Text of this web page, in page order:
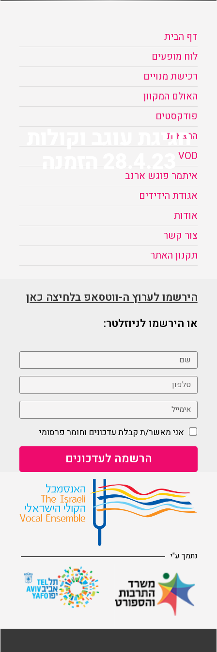
תקנון האתר
חגיגת עוגב וקולות
28.4.23 הזמנה
דף הבית
לוח מופעים
רכישת מנויים
האולם המקוון
פודקסטים
הרצאות
VOD
איתמר פוגש ארנב
אגודת הידידים
אודות
צור קשר
תקנון האתר
הירשמו לערוץ ה-ווטסאפ בלחיצה כאן
או הירשמו לניוזלטר:
אני מאשר/ת קבלת עדכונים וחומר פרסומי
נתמך ע"י